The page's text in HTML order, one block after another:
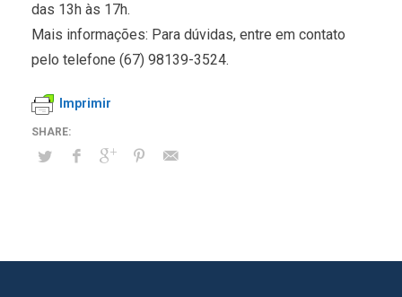
das 13h às 17h.
Mais informações: Para dúvidas, entre em contato
pelo telefone (67) 98139-3524.
Imprimir